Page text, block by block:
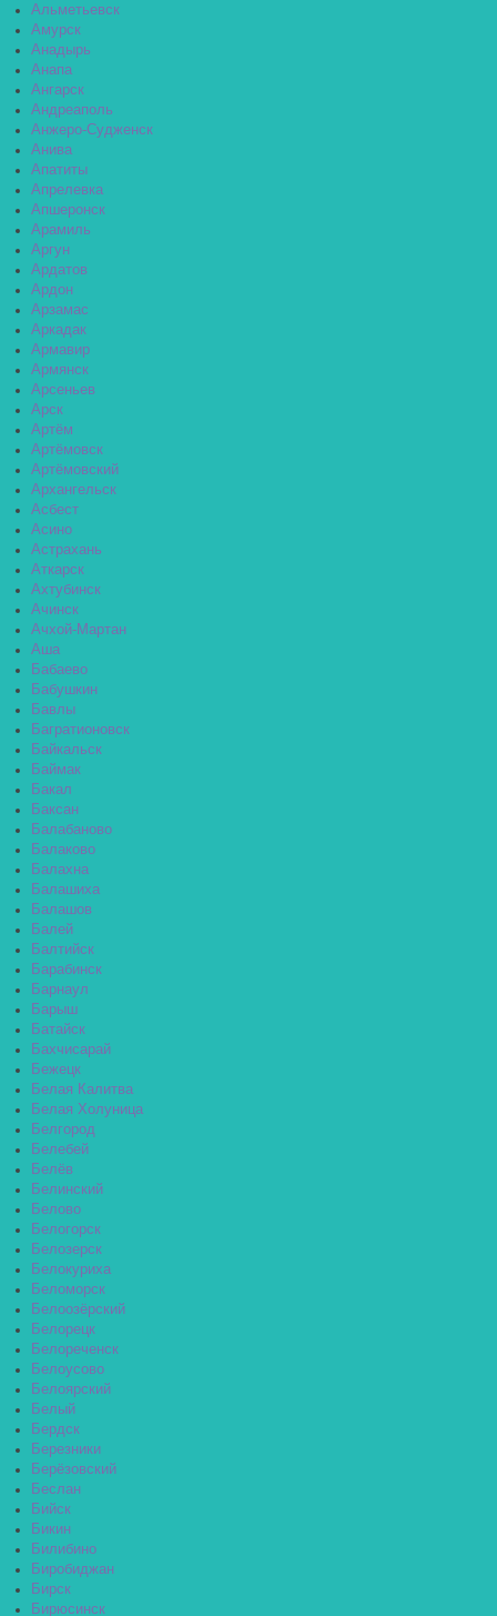
Альметьевск
Амурск
Анадырь
Анапа
Ангарск
Андреаполь
Анжеро-Судженск
Анива
Апатиты
Апрелевка
Апшеронск
Арамиль
Аргун
Ардатов
Ардон
Арзамас
Аркадак
Армавир
Армянск
Арсеньев
Арск
Артём
Артёмовск
Артёмовский
Архангельск
Асбест
Асино
Астрахань
Аткарск
Ахтубинск
Ачинск
Ачхой-Мартан
Аша
Бабаево
Бабушкин
Бавлы
Багратионовск
Байкальск
Баймак
Бакал
Баксан
Балабаново
Балаково
Балахна
Балашиха
Балашов
Балей
Балтийск
Барабинск
Барнаул
Барыш
Батайск
Бахчисарай
Бежецк
Белая Калитва
Белая Холуница
Белгород
Белебей
Белёв
Белинский
Белово
Белогорск
Белозерск
Белокуриха
Беломорск
Белоозёрский
Белорецк
Белореченск
Белоусово
Белоярский
Белый
Бердск
Березники
Берёзовский
Беслан
Бийск
Бикин
Билибино
Биробиджан
Бирск
Бирюсинск